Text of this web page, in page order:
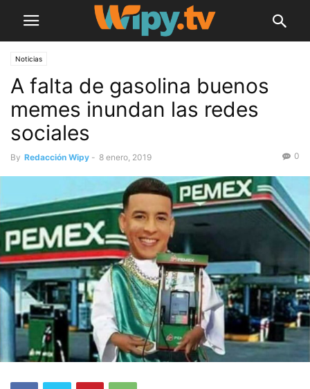
Noticias
A falta de gasolina buenos
memes inundan las redes
sociales
By Redacción Wipy - 8 enero, 2019 0